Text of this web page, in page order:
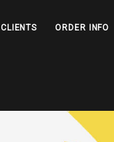
CLIENTS ORDER INFO